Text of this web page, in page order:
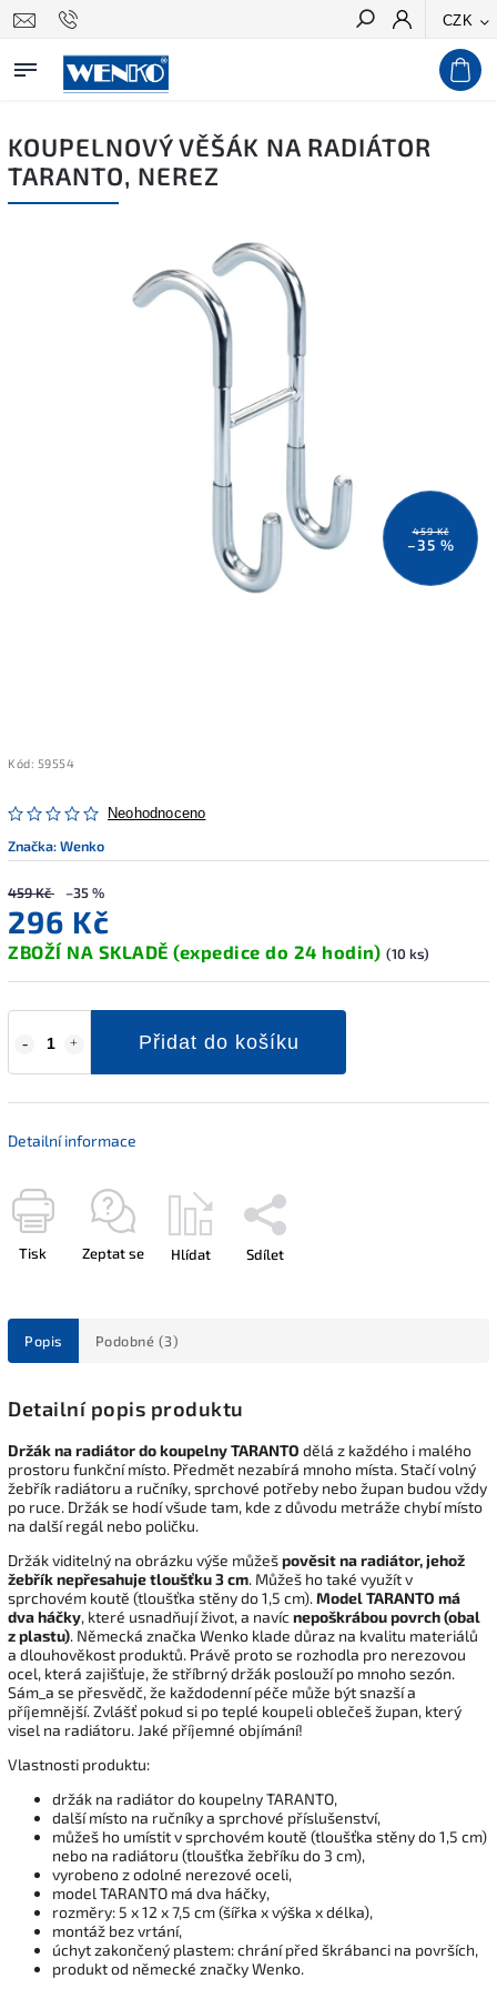
CZK
Hledat
KOUPELNOVÝ VĚŠÁK NA RADIÁTOR
TARANTO, NEREZ
459 Kč
–35 %
Kód: 59554
Neohodnoceno
Značka:Wenko
459 Kč –35 %
296 Kč
ZBOŽÍ NA SKLADĚ (expedice do 24 hodin) (10 ks)
Přidat do košíku
Detailní informace
Tisk Zeptat se Hlídat Sdílet
Popis Podobné (3)
Detailní popis produktu
Držák na radiátor do koupelny TARANTO dělá z každého i malého
prostoru funkční místo. Předmět nezabírá mnoho místa. Stačí volný
žebřík radiátoru a ručníky, sprchové potřeby nebo župan budou vždy
po ruce. Držák se hodí všude tam, kde z důvodu metráže chybí místo
na další regál nebo poličku.
Držák viditelný na obrázku výše můžešpověsit na radiátor, jehož
žebřík nepřesahuje tloušťku 3 cm. Můžeš ho také využít v
sprchovém koutě (tloušťka stěny do 1,5 cm).Model TARANTO má
dva háčky, které usnadňují život, a navíc nepoškrábou povrch (obal
z plastu). Německá značka Wenko klade důraz na kvalitu materiálů
a dlouhověkost produktů. Právě proto se rozhodla pro nerezovou
ocel, která zajišťuje, že stříbrný držák poslouží po mnoho sezón.
Sám_a se přesvědč, že každodenní péče může být snazší a
příjemnější. Zvlášť pokud si po teplé koupeli oblečeš župan, který
visel na radiátoru. Jaké příjemné objímání!
Vlastnosti produktu:
držák na radiátor do koupelny TARANTO,
další místo na ručníky a sprchové příslušenství,
můžeš ho umístit v sprchovém koutě (tloušťka stěny do 1,5 cm)
nebo na radiátoru (tloušťka žebříku do 3 cm),
vyrobeno z odolné nerezové oceli,
model TARANTO má dva háčky,
rozměry: 5 x 12 x 7,5 cm (šířka x výška x délka),
montáž bez vrtání,
úchyt zakončený plastem: chrání před škrábanci na površích,
produkt od německé značky Wenko.